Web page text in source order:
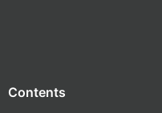
Contents